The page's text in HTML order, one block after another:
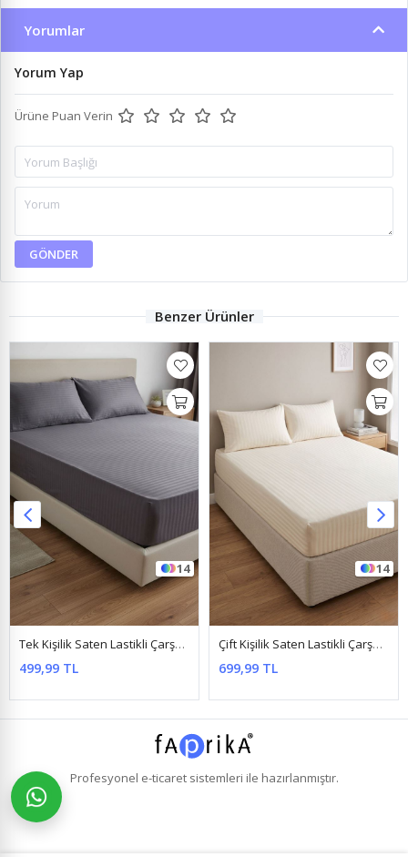
Yorumlar
Yorum Yap
Ürüne Puan Verin
GÖNDER
Benzer Ürünler
14
Tek Kişilik Saten Lastikli Çarşaf Takımı ( 100X200 & 120X200 ) Antrasit
499,99 TL
14
Çift Kişilik Saten Lastikli Çarşaf Takımı ( 160X200 & 180X200 ) Krem
699,99 TL
Profesyonel e-ticaretsistemleri ile hazırlanmıştır.